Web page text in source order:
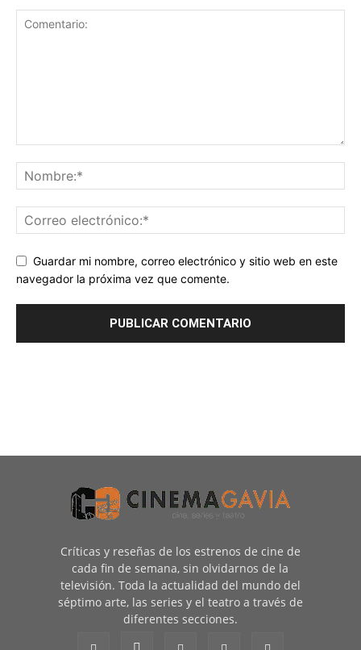
Guardar mi nombre, correo electrónico y sitio web en este
navegador la próxima vez que comente.
Críticas y reseñas de los estrenos de cine de
cada fin de semana, sin olvidarnos de la
televisión. Toda la actualidad del mundo del
séptimo arte, las series y el teatro a través de
diferentes secciones.